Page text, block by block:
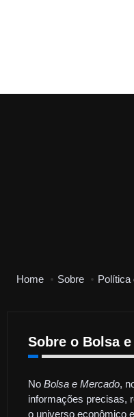
Home Sobre Política
Sobre o Bolsa
No Bolsa e Mercado,
informações precisas,
o universo econômico